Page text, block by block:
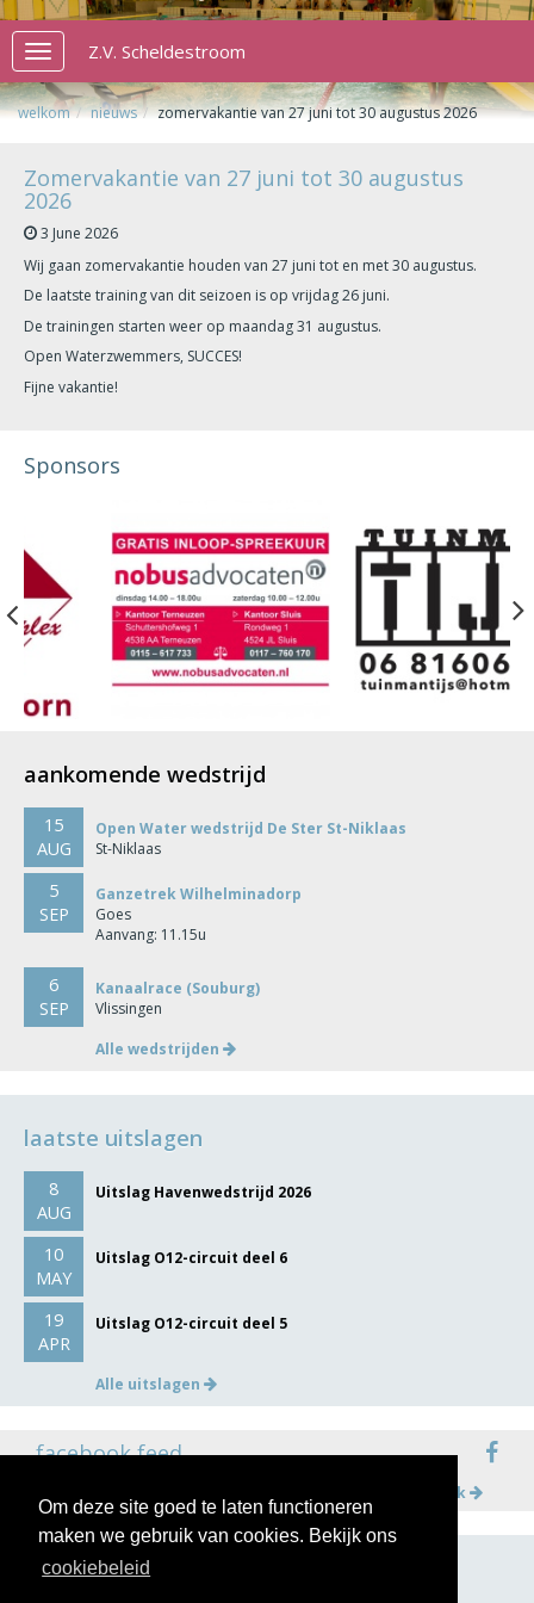
Om deze site goed te laten functioneren
maken we gebruik van cookies. Bekijk ons
cookiebeleid
Toggle
navigation
Z.V. Scheldestroom
welkom nieuws zomervakantie van 27 juni tot 30 augustus 2026
Zomervakantie van 27 juni tot 30 augustus
2026
3 June 2026
Wij gaan zomervakantie houden van 27 juni tot en met 30 augustus.
De laatste training van dit seizoen is op vrijdag 26 juni.
De trainingen starten weer op maandag 31 augustus.
Open Waterzwemmers, SUCCES!
Fijne vakantie!
Sponsors
Previous
aankomende wedstrijd
15
AUG
Open Water wedstrijd De Ster St-Niklaas
St-Niklaas
5
SEP
Ganzetrek Wilhelminadorp
Goes
Aanvang: 11.15u
6
SEP
Kanaalrace (Souburg)
Vlissingen
Alle wedstrijden
laatste uitslagen
8
AUG
Uitslag Havenwedstrijd 2026
10
MAY
Uitslag O12-circuit deel 6
19
APR
Uitslag O12-circuit deel 5
Alle uitslagen
facebook feed
Meer op facebook
volg ons op